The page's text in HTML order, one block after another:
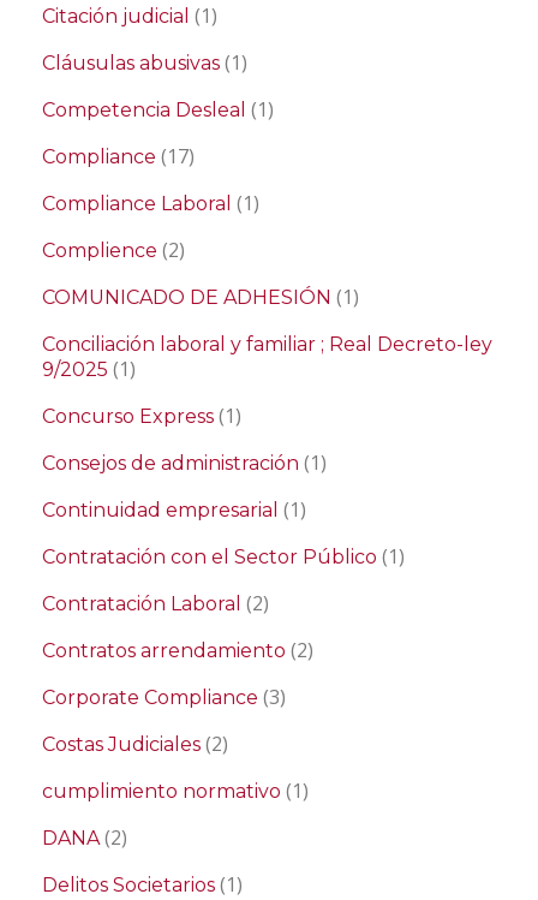
Citación judicial (1)
Cláusulas abusivas (1)
Competencia Desleal (1)
Compliance (17)
Compliance Laboral (1)
Complience (2)
COMUNICADO DE ADHESIÓN (1)
Conciliación laboral y familiar ; Real Decreto-ley
9/2025 (1)
Concurso Express (1)
Consejos de administración (1)
Continuidad empresarial (1)
Contratación con el Sector Público (1)
Contratación Laboral (2)
Contratos arrendamiento (2)
Corporate Compliance (3)
Costas Judiciales (2)
cumplimiento normativo (1)
DANA(2)
Delitos Societarios (1)